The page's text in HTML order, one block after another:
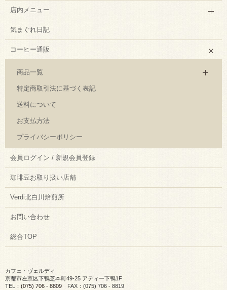
店内メニュー
気まぐれ日記
コーヒー通販
商品一覧
特定商取引法に基づく表記
送料について
お支払方法
プライバシーポリシー
会員ログイン / 新規会員登録
珈琲豆お取り扱い店舗
Verdi北白川焙煎所
お問い合わせ
総合TOP
カフェ・ヴェルディ
京都市左京区下鴨芝本町49-25 アディー下鴨1F
TEL： (075) 706 - 8809 FAX：(075) 706 - 8819